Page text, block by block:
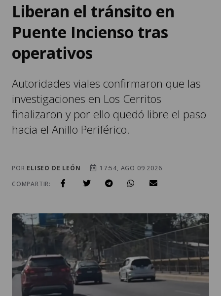
Liberan el tránsito en
Puente Incienso tras
operativos
Autoridades viales confirmaron que las
investigaciones en Los Cerritos
finalizaron y por ello quedó libre el paso
hacia el Anillo Periférico.
POR ELISEO DE LEÓN
17:54, AGO 09 2026
COMPARTIR: